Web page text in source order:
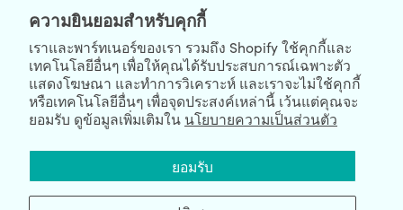
ความยินยอมสำหรับคุกกี้
เราและพาร์ทเนอร์ของเรา รวมถึง Shopify ใช้คุกกี้และ
เทคโนโลยีอื่นๆ เพื่อให้คุณได้รับประสบการณ์เฉพาะตัว
แสดงโฆษณา และทำการวิเคราะห์ และเราจะไม่ใช้คุกกี้
หรือเทคโนโลยีอื่นๆ เพื่อจุดประสงค์เหล่านี้ เว้นแต่คุณจะ
ยอมรับ ดูข้อมูลเพิ่มเติมใน นโยบายความเป็นส่วนตัว
ยอมรับ
package, we are going to put in all the hard work to
induce your site speed to a worthy level, so you’re well
ahead of the pack in terms of client experience. We
consider Google PageSpeed Insights and Lighthouse
tool's score to be the leading measure of the page speed
improvement.
August 07, 2026 © HulkApps.com. All Rights Reserved.
We're Worldwide We're Hiring